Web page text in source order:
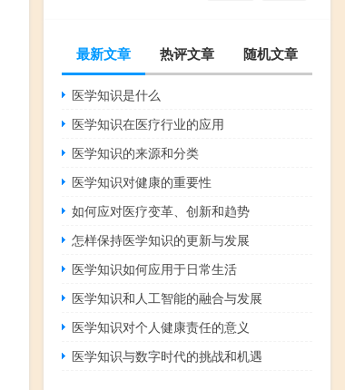
最新文章 热评文章 随机文章
医学知识是什么
医学知识在医疗行业的应用
医学知识的来源和分类
医学知识对健康的重要性
如何应对医疗变革、创新和趋势
怎样保持医学知识的更新与发展
医学知识如何应用于日常生活
医学知识和人工智能的融合与发展
医学知识对个人健康责任的意义
医学知识与数字时代的挑战和机遇